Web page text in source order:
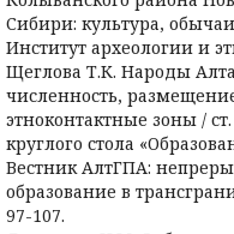
Сибири: культура,
Институт археологии и
Щеглова Т.К. Народы
численность,
этноконтактные зоны /
круглого стола
Вестник АлтГПА:
образование в
97-107.